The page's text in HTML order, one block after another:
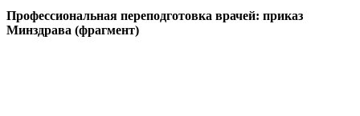
Профессиональная переподготовка врачей: приказ
Минздрава (фрагмент)